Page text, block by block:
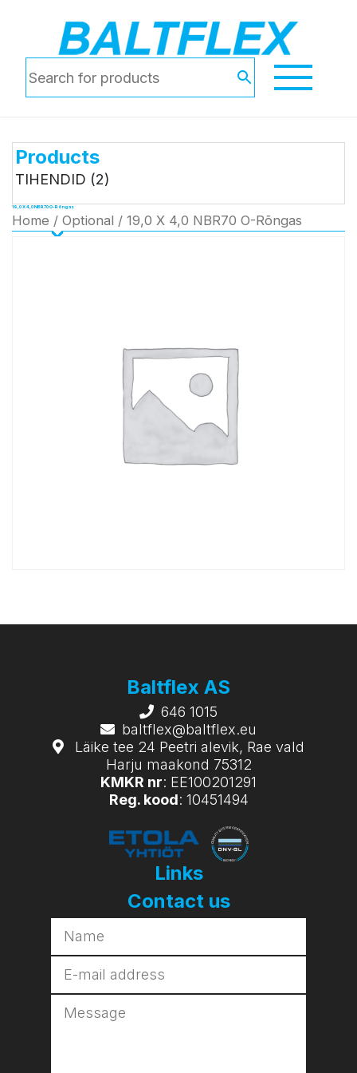
Products
TIHENDID (2)
19,0 X 4,0 NBR70 O-Rõngas
Home / Optional / 19,0 X 4,0 NBR70 O-Rõngas
Baltflex AS
646 1015
baltflex@baltflex.eu
Läike tee 24 Peetri alevik, Rae vald
Harju maakond 75312
KMKR nr: EE100201291
Reg. kood: 10451494
Links
Contact us